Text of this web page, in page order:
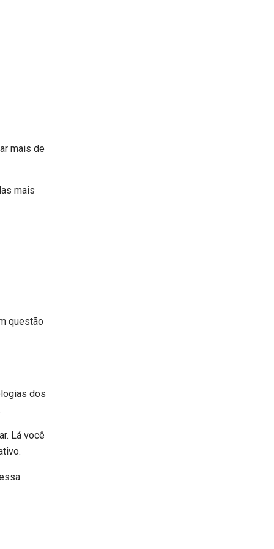
mais de
mais
questão
dos
Lá você